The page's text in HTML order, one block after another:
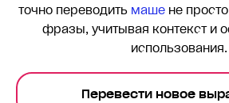
точно переводить машене
фразы, учитывая контекст и
использования.
Перевести новое